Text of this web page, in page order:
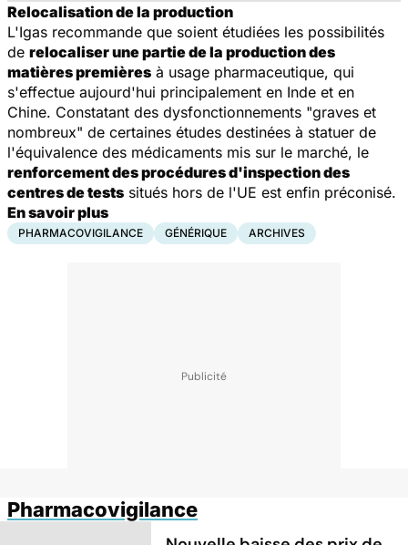
Relocalisation de la production
L'Igas recommande que soient étudiées les possibilités
de relocaliser une partie de la production des
matières premières à usage pharmaceutique, qui
s'effectue aujourd'hui principalement en Inde et en
Chine. Constatant des dysfonctionnements "graves et
nombreux" de certaines études destinées à statuer de
l'équivalence des médicaments mis sur le marché, le
renforcement des procédures d'inspection des
centres de tests situés hors de l'UE est enfin préconisé.
En savoir plus
PHARMACOVIGILANCE GÉNÉRIQUE ARCHIVES
Pharmacovigilance